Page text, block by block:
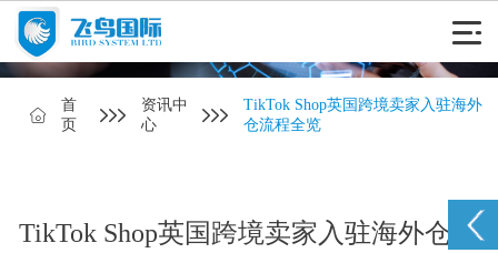
首
页
资讯中
心
TikTok Shop英国跨境卖家入驻海外
仓流程全览
TikTok Shop英国跨境卖家入驻海外仓流